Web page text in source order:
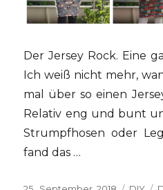
Der Jersey Rock. Eine
Ich weiß nicht mehr,
mal über so einen
Relativ eng und bunt
Strumpfhosen oder
fand das …
Veröffentlicht